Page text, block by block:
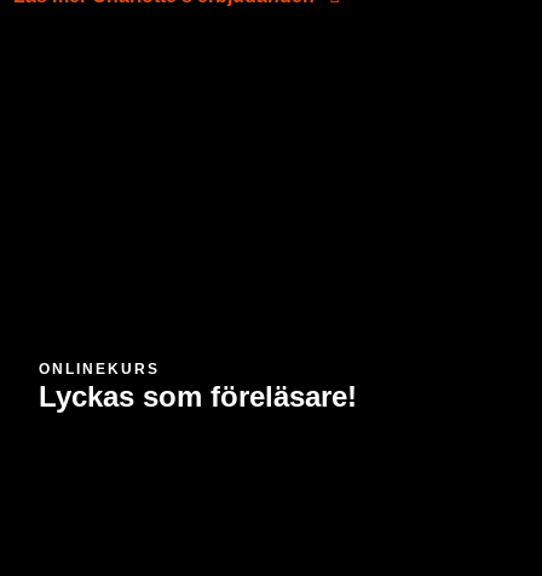
ONLINEKURS
Lyckas som föreläsare!